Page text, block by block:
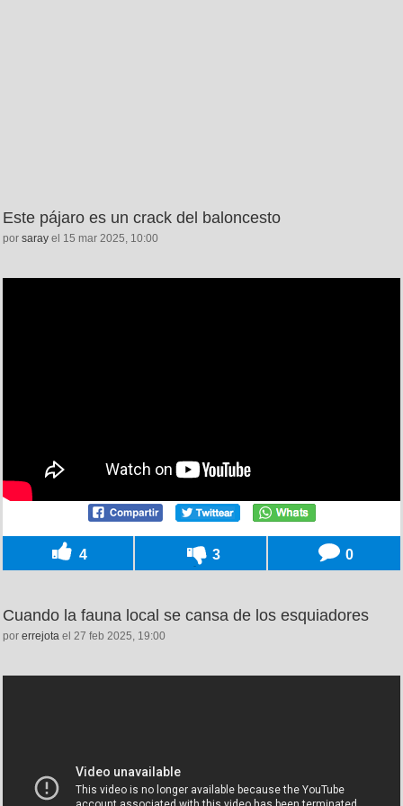
Este pájaro es un crack del baloncesto
por saray el 15 mar 2025, 10:00
4 3 0
Cuando la fauna local se cansa de los esquiadores
por errejota el 27 feb 2025, 19:00